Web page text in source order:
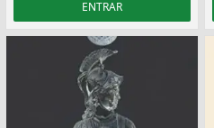
ENTRAR